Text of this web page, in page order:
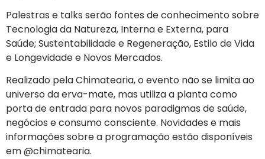
Palestras e talks serão fontes de conhecimento sobre
Tecnologia da Natureza, Interna e Externa, para
Saúde; Sustentabilidade e Regeneração, Estilo de Vida
e Longevidade e Novos Mercados.
Realizado pela Chimatearia, o evento não se limita ao
universo da erva-mate, mas utiliza a planta como
porta de entrada para novos paradigmas de saúde,
negócios e consumo consciente. Novidades e mais
informações sobre a programação estão disponíveis
em @chimatearia.